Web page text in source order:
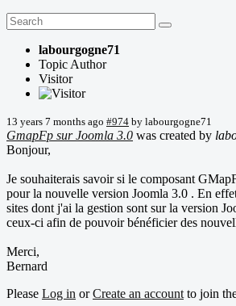
labourgogne71
Topic Author
Visitor
13 years 7 months ago #974 by labourgogne71
GmapFp sur Joomla 3.0 was created by
Bonjour,
Je souhaiterais savoir si le composant
pour la nouvelle version Joomla 3.0 . En
sites dont j'ai la gestion sont sur la version
ceux-ci afin de pouvoir bénéficier des
Merci,
Bernard
Please Log in orCreate an account to join